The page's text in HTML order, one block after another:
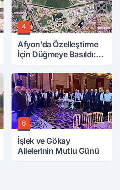
4
Afyon’da Özelleştirme
İçin Düğmeye Basıldı:
6
İşlek ve Gökay
Ailelerinin Mutlu Günü